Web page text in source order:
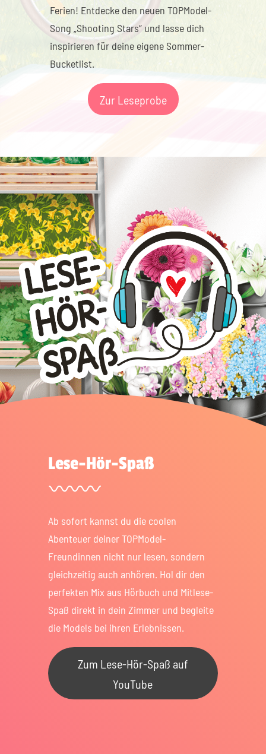
Ferien! Entdecke den neuen TOPModel-
Song „Shooting Stars“ und lasse dich
inspirieren für deine eigene Sommer-
Bucketlist.
Zur Leseprobe
Lese-Hör-Spaß
Ab sofort kannst du die coolen
Abenteuer deiner TOPModel-
Freundinnen nicht nur lesen, sondern
gleichzeitig auch anhören. Hol dir den
perfekten Mix aus Hörbuch und Mitlese-
Spaß direkt in dein Zimmer und begleite
die Models bei ihren Erlebnissen.
Zum Lese-Hör-Spaß auf
YouTube